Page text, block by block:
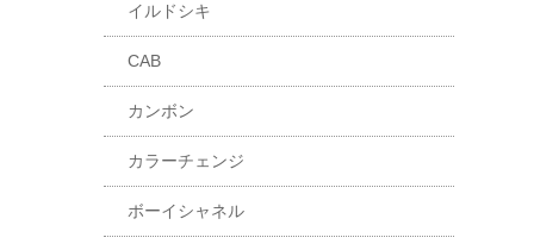
イルドシキ
CAB
カンボン
カラーチェンジ
ボーイシャネル